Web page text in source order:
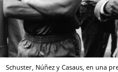
Schuster, Núñez y Casaus, en una